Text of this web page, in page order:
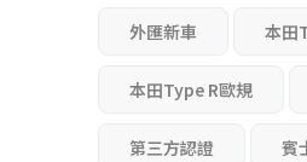
外匯新車 本田
本田Type R歐規
第三方認證 賓